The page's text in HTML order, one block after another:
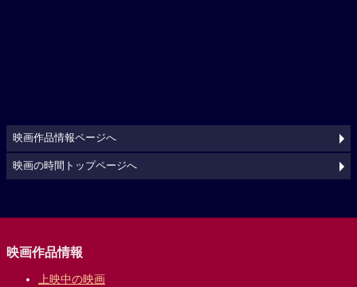
映画作品情報ページへ
映画の時間トップページへ
映画作品情報
上映中の映画